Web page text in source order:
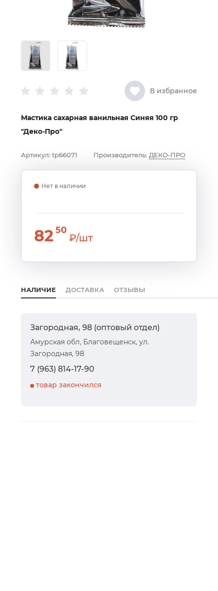
В избранное
Мастика сахарная ванильная Синяя 100 гр
"Деко-Про"
Артикул: tp66071 Производитель: ДЕКО-ПРО
Нет в наличии
8250
₽/шт
НАЛИЧИЕ ДОСТАВКА ОТЗЫВЫ
Загородная, 98 (оптовый отдел)
Амурская обл, Благовещенск, ул.
Загородная, 98
7 (963) 814-17-90
товар закончился